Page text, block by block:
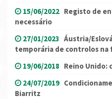
15/06/2022 Registo de
necessário
27/01/2023 Áustria/
temporária de controlos
19/06/2018 Reino Unido:
24/07/2019
Biarritz